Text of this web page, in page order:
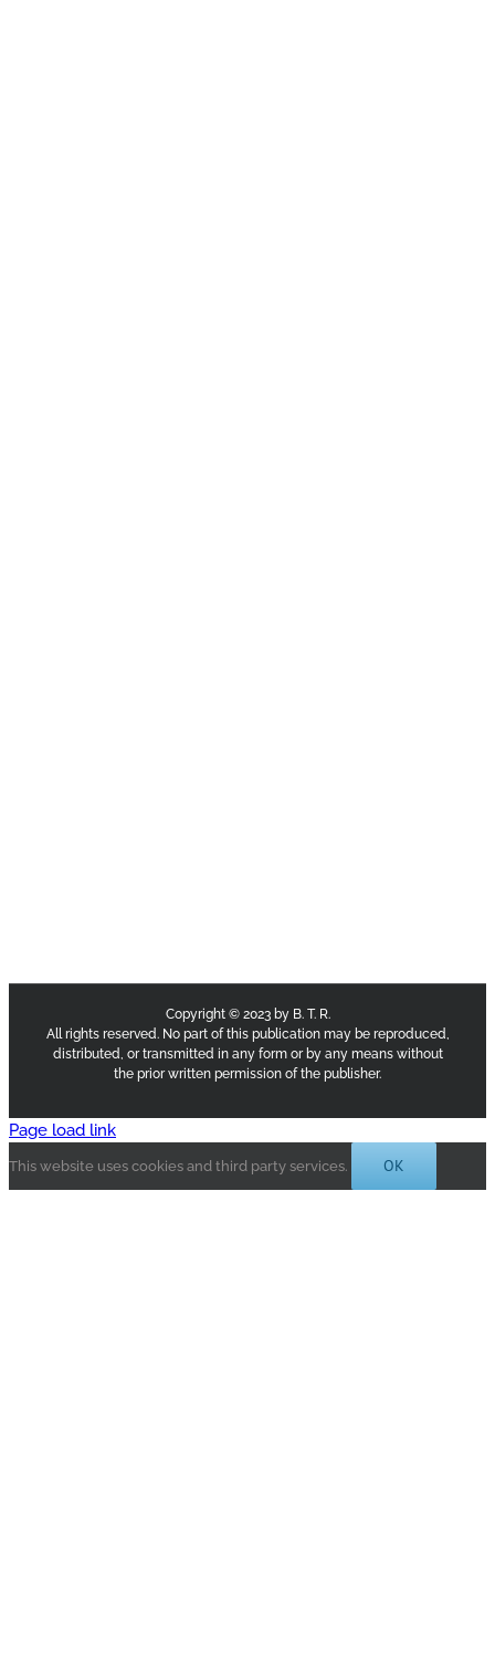
Copyright © 2023 by B. T. R.
All rights reserved. No part of this publication may be reproduced,
distributed, or transmitted in any form or by any means without
the prior written permission of the publisher.
Page load link
This website uses cookies and third party services. OK